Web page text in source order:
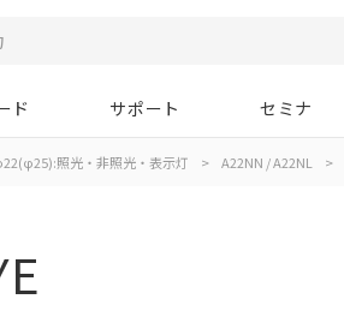
ド サポート セミナ
照光・非照光・表示灯 > A22NN / A22NL >